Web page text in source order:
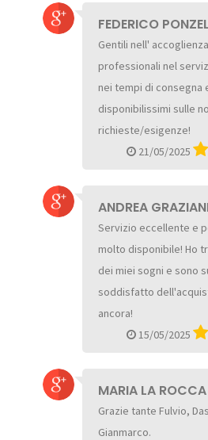
FEDERICO
Gentili nell'
professionali nel
nei tempi di consegna
disponibilissimi sulle
richieste/esigenze!
21/05/2025
ANDREA
Servizio eccellente e
molto disponibile! Ho
dei miei sogni e sono
soddisfatto
ancora!
15/05/2025
MARIA LA ROCCA
Grazie tante Fulvio,
Gianmarco.